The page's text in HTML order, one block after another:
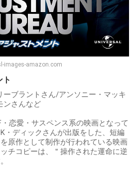
images-amazon.com
ト
ブラントさん/アンソニー・マッキ
ンさんなど
恋愛・サスペンス系の映画となって
・ディックさんが出版をした、短編
原作として制作が行われている映画
チコピーは、＂操作された運命に逆